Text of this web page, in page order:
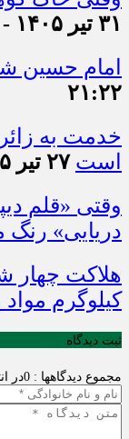
۳۱ تیر ۱۴۰۵ - ۱۸:۴۵
امام حسین
۲۱:۲۲
خدمت به
است ۲۷ تیر ۱۴۰۵ - ۲۰:۱۷
وقتی «قلم
دریایی» رنگ
کیلوگرم
ثبت دیدگاه
مجموع دیدگاهها : 0 در